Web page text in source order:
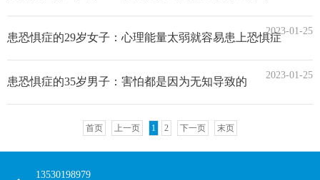
婚姻感情 家庭矛盾
婚姻性生活不和谐
恋子情结 婆媳矛盾
患恐惧症的29岁女子：心理能量太弱就容易患上恐惧症
2023-01-25
患恐惧症的35岁男子：害怕都是因为无知导致的
2023-01-25
首页 上一页 1 2 下一页 末页
13530198979